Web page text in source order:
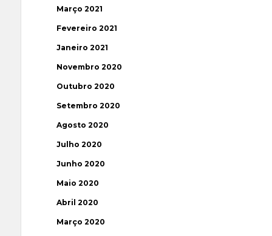
Março 2021
Fevereiro 2021
Janeiro 2021
Novembro 2020
Outubro 2020
Setembro 2020
Agosto 2020
Julho 2020
Junho 2020
Maio 2020
Abril 2020
Março 2020